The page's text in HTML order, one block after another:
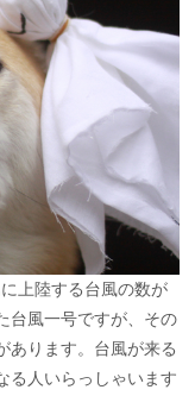
上陸する台風の数が
台風一号ですが、その
あります。台風が来る
る人いらっしゃいます